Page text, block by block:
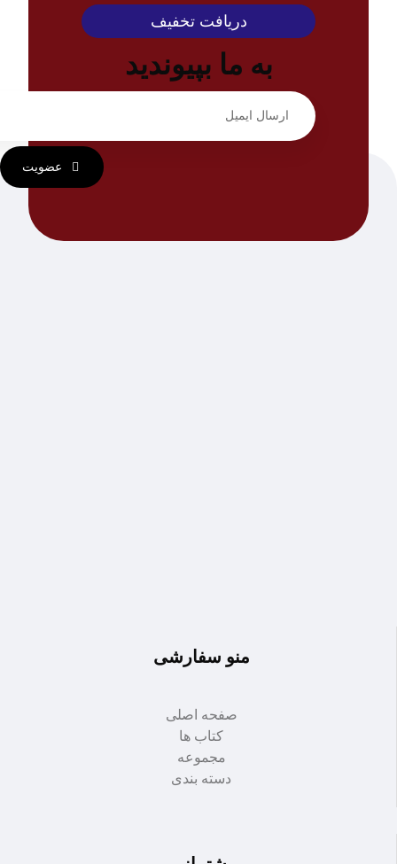
دریافت تخفیف
به ما بپیوندید
عضویت
منو سفارشی
صفحه اصلی
کتاب ها
مجموعه
دسته بندی